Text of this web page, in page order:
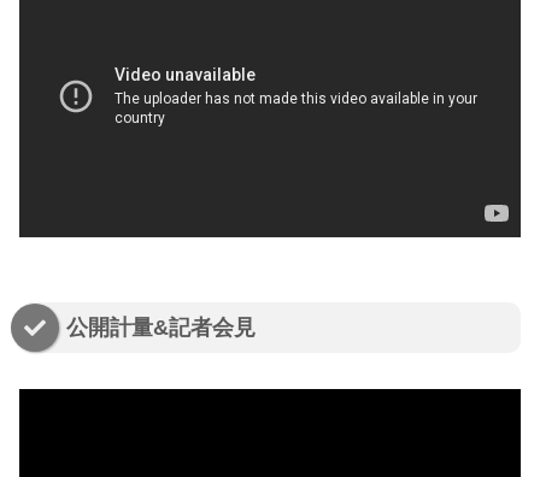
公開計量&記者会見